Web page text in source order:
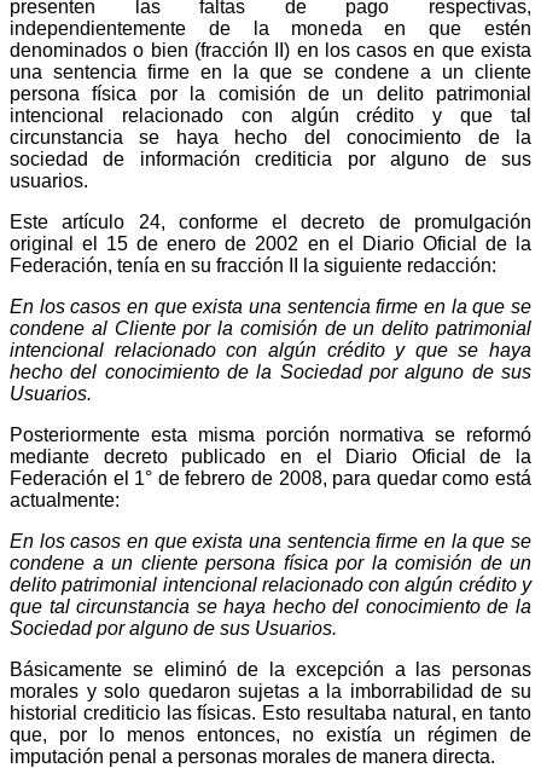
presenten las faltas de pago respectivas,
independientemente de la moneda en que estén
denominados o bien (fracción II) en los casos en que exista
una sentencia firme en la que se condene a un cliente
persona física por la comisión de un delito patrimonial
intencional relacionado con algún crédito y que tal
circunstancia se haya hecho del conocimiento de la
sociedad de información crediticia por alguno de sus
usuarios.
Este artículo 24, conforme el decreto de promulgación
original el 15 de enero de 2002 en el Diario Oficial de la
Federación, tenía en su fracción II la siguiente redacción:
En los casos en que exista una sentencia firme en la que se
condene al Cliente por la comisión de un delito patrimonial
intencional relacionado con algún crédito y que se haya
hecho del conocimiento de la Sociedad por alguno de sus
Usuarios.
Posteriormente esta misma porción normativa se reformó
mediante decreto publicado en el Diario Oficial de la
Federación el 1° de febrero de 2008, para quedar como está
actualmente:
En los casos en que exista una sentencia firme en la que se
condene a un cliente persona física por la comisión de un
delito patrimonial intencional relacionado con algún crédito y
que tal circunstancia se haya hecho del conocimiento de la
Sociedad por alguno de sus Usuarios.
Básicamente se eliminó de la excepción a las personas
morales y solo quedaron sujetas a la imborrabilidad de su
historial crediticio las físicas. Esto resultaba natural, en tanto
que, por lo menos entonces, no existía un régimen de
imputación penal a personas morales de manera directa.